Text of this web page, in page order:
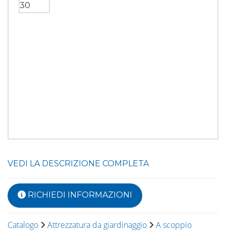
VEDI LA DESCRIZIONE COMPLETA
RICHIEDI INFORMAZIONI
Catalogo Attrezzatura da giardinaggio A scoppio